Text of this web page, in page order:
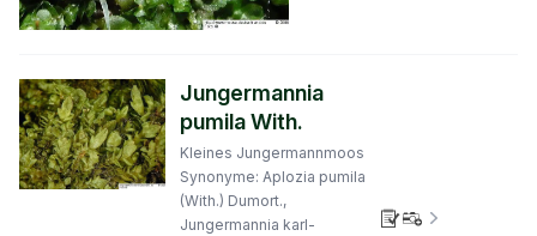
Jungermannia
pumila With.
Kleines Jungermannmoos
Synonyme: Aplozia pumila
(With.) Dumort.,
Jungermannia karl-